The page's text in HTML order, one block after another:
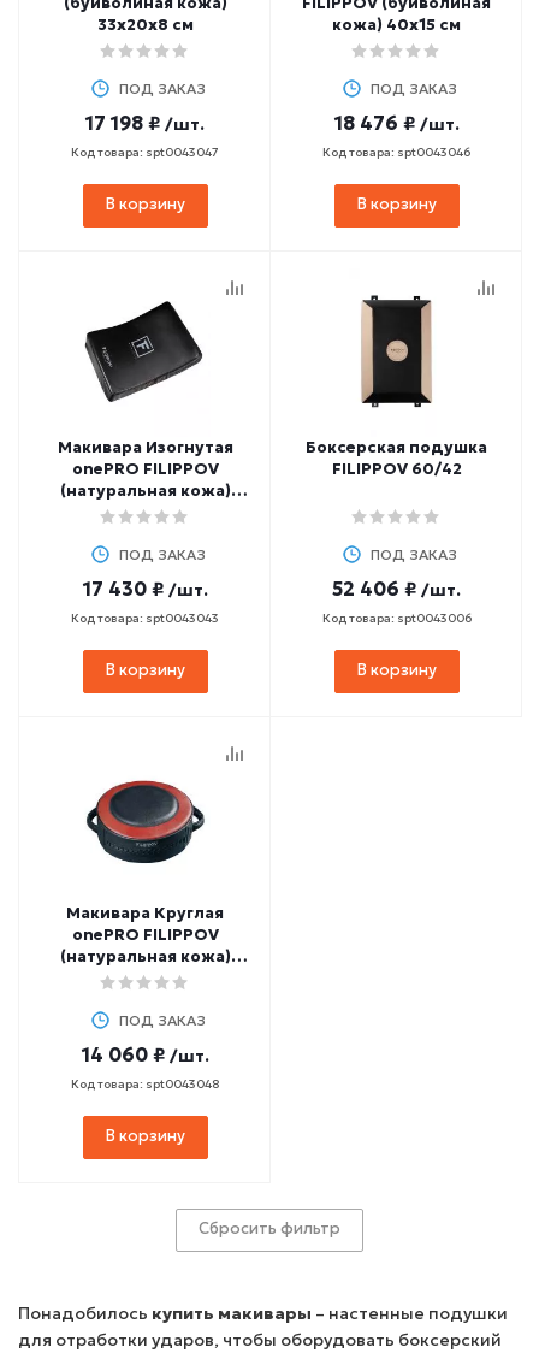
33х20х8 см
ПОД ЗАКАЗ
17 198 ₽ /шт.
Код товара: spt0043047
В корзину
кожа) 40х15 см
ПОД ЗАКАЗ
18 476 ₽ /шт.
Код товара: spt0043046
В корзину
Макивара Изогнутая
onePRO FILIPPOV
(натуральная кожа)
60х40х10 см
ПОД ЗАКАЗ
17 430 ₽ /шт.
Код товара: spt0043043
В корзину
Боксерская подушка
FILIPPOV 60/42
ПОД ЗАКАЗ
52 406 ₽ /шт.
Код товара: spt0043006
В корзину
Макивара Круглая
onePRO FILIPPOV
(натуральная кожа)
40х15 см
ПОД ЗАКАЗ
14 060 ₽ /шт.
Код товара: spt0043048
В корзину
Сбросить фильтр
Понадобилось купить макивары – настенные подушки
для отработки ударов, чтобы оборудовать боксерский